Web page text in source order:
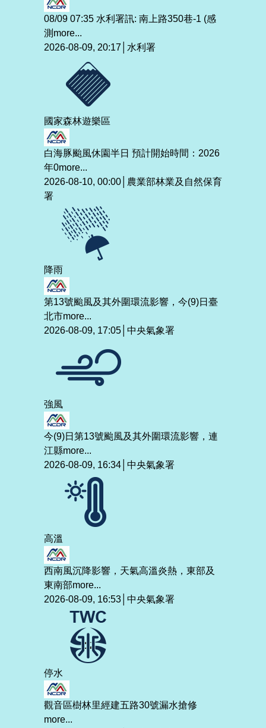
08/09 07:35 水利署訊: 南上路350巷-1 (感
測 more...
2026-08-09, 20:17│水利署
國家森林遊樂區
白海豚颱風休園半日 預計開始時間：2026
年0more...
2026-08-10, 00:00│農業部林業及自然保育
署
降雨
第13號颱風及其外圍環流影響，今(9)日臺
北市more...
2026-08-09, 17:05│中央氣象署
強風
今(9)日第13號颱風及其外圍環流影響，連
江縣more...
2026-08-09, 16:34│中央氣象署
高溫
西南風沉降影響，天氣高溫炎熱，東部及
東南部more...
2026-08-09, 16:53│中央氣象署
停水
觀音區樹林里經建五路30號漏水搶修
more...